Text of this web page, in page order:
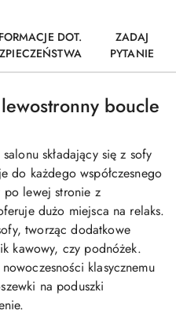
DOT.
ZADAJ
PYTANIE
boucle
składający się z sofy
do każdego współczesnego
po lewej stronie z
dużo miejsca na relaks.
tworząc dodatkowe
kawowy, czy podnóżek.
klasycznemu
na poduszki